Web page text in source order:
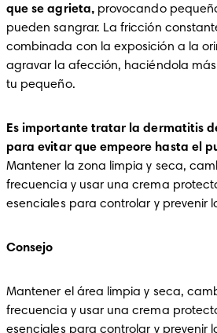
que se agrieta, provocando
pueden sangrar. La fricción
combinada con la exposición a la
agravar la afección, haciéndola
tu pequeño.
Es importante tratar la dermatitis
para evitar que empeore hasta el
Mantener la zona limpia y seca,
frecuencia y usar una crema
esenciales para controlar y prevenir
Consejo
Mantener el área limpia y seca,
frecuencia y usar una crema
esenciales para controlar y prevenir